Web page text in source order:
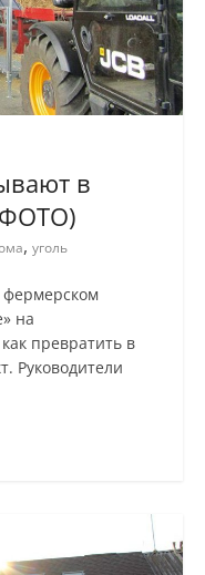
в
, уголь
на
превратить в
Руководители